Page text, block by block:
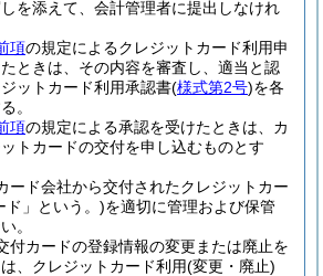
を添えて、会計管理者に提出しなけれ
項の規定によるクレジットカード利用申
ときは、その内容を審査し、適当と認
ットカード利用承認書(様式第2号)を各
。
項の規定による承認を受けたときは、カ
トカードの交付を申し込むものとす
ード会社から交付されたクレジットカー
ド」という。)を適切に管理および保管
。
付カードの登録情報の変更または廃止を
、クレジットカード利用(変更・廃止)